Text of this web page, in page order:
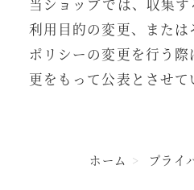
当ショップでは、収集す
利用目的の変更、または
ポリシーの変更を行う
更をもって公表とさせて
ホーム プライ